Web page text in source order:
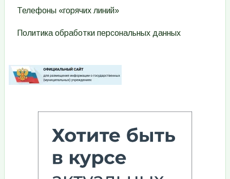
Телефоны «горячих линий»
Политика обработки персональных данных
Изображение